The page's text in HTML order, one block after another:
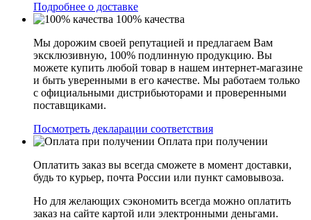
Подробнее о доставке
100% качества
Мы дорожим своей репутацией и предлагаем Вам
эксклюзивную, 100% подлинную продукцию. Вы
можете купить любой товар в нашем интернет-магазине
и быть уверенными в его качестве. Мы работаем только
с официальными дистрибьюторами и проверенными
поставщиками.
Посмотреть декларации соответствия
Оплата при получении
Оплатить заказ вы всегда сможете в момент доставки,
будь то курьер, почта России или пункт самовывоза.
Но для желающих сэкономить всегда можно оплатить
заказ на сайте картой или электронными деньгами.